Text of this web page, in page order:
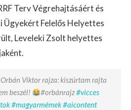
Terv Végrehajtásáért és
Ügyekért Felelős Helyettes
Leveleki Zsolt helyettes
Orbán Viktor rajza: kiszúrtam rajta
beszél!
#orbánrajz#vicces
#magyarmémek#aicontent